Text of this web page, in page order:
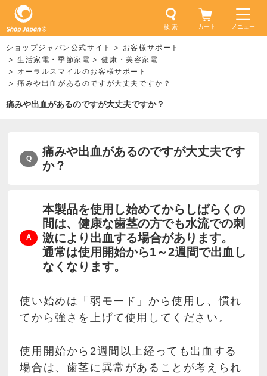
メニュー
検 索 カート
ショップジャパン公式サイト
お客様サポート
生活家電・季節家電
健康・美容家電
オーラルスマイルのお客様サポート
痛みや出血があるのですが大丈夫ですか？
痛みや出血があるのですが大丈夫ですか？
痛みや出血があるのですが大丈夫です
か？
本製品を使用し始めてからしばらくの
間は、健康な歯茎の方でも水流での刺
激により出血する場合があります。
通常は使用開始から1～2週間で出血し
なくなります。
使い始めは「弱モード」から使用し、慣れ
てから強さを上げて使用してください。
使用開始から2週間以上経っても出血する
場合は、歯茎に異常があることが考えられ